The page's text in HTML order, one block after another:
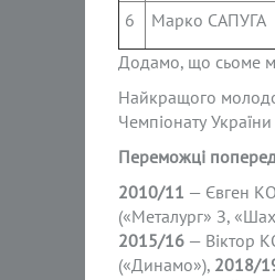
6 Марко САПУГА
Додамо, що сьоме
Найкращого
Чемпіонату
Переможці
2010/11 — Євген
(«Металург» З,
2015/16 — Віктор
(«Динамо»), 2018/